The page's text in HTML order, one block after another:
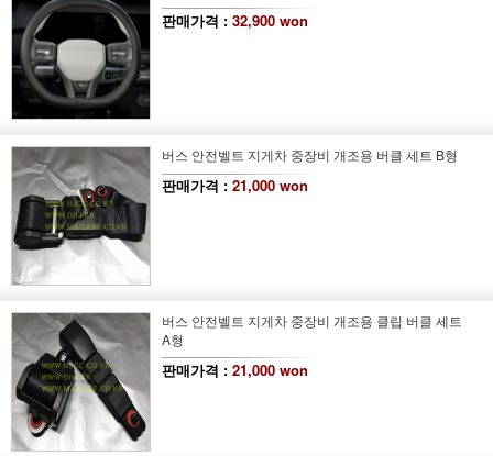
판매가격 : 32,900 won
버스 안전벨트 지게차 중장비 개조용 버클 세트 B형
판매가격 : 21,000 won
버스 안전벨트 지게차 중장비 개조용 클립 버클 세트
A형
판매가격 : 21,000 won